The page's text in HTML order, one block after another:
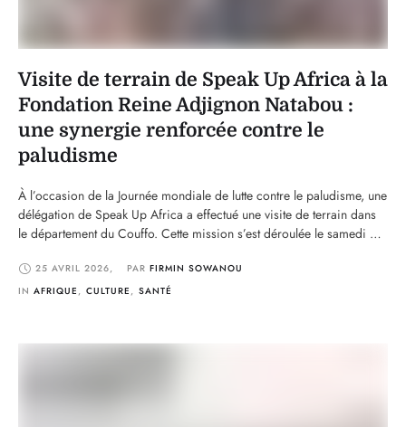
Visite de terrain de Speak Up Africa à la
Fondation Reine Adjignon Natabou :
une synergie renforcée contre le
paludisme
À l’occasion de la Journée mondiale de lutte contre le paludisme, une
délégation de Speak Up Africa a effectué une visite de terrain dans
le département du Couffo. Cette mission s’est déroulée le samedi 25
Toviklin. Cette initiative s’inscrit dans le cadre d’un …
25 AVRIL 2026, PAR FIRMIN SOWANOU
IN AFRIQUE , CULTURE , SANTÉ